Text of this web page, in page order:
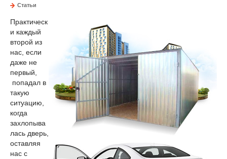
Статьи
Практическ
и каждый
второй из
нас, если
даже не
первый,
попадал в
такую
ситуацию,
когда
захлопыва
лась дверь,
оставляя
нас с